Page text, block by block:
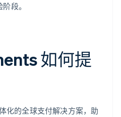
段。
如何提
化的全球支付解决方案，助